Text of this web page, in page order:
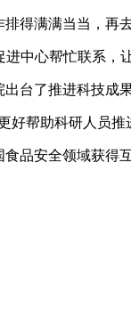
满满当当，再
心帮忙联系，
了推进科技成
帮助科研人员推
安全领域获得